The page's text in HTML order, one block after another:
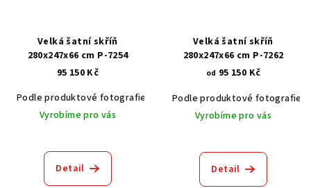
Velká šatní skříň
280x247x66 cm P-7254
95 150 Kč
Podle produktové fotografie
Akát vintage BT1551
Dub světlý
Vyrobíme pro vás
Detail
Velká šatní skříň
280x247x66 cm P-7262
od 95 150 Kč
Podle produktové fotografie
Vyrobíme pro vás
Detail